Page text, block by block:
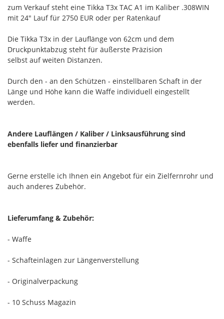
zum Verkauf steht eine Tikka T3x TAC A1 im Kaliber .308WIN
mit 24" Lauf für 2750 EUR oder per Ratenkauf
Die Tikka T3x in der Lauflänge von 62cm und dem
Druckpunktabzug steht für äußerste Präzision
selbst auf weiten Distanzen.
Durch den - an den Schützen - einstellbaren Schaft in der
Länge und Höhe kann die Waffe individuell eingestellt
werden.
Andere Lauflängen / Kaliber / Linksausführung sind
ebenfalls liefer und finanzierbar
Gerne erstelle ich Ihnen ein Angebot für ein Zielfernrohr und
auch anderes Zubehör.
Lieferumfang & Zubehör:
- Waffe
- Schafteinlagen zur Längenverstellung
- Originalverpackung
- 10 Schuss Magazin